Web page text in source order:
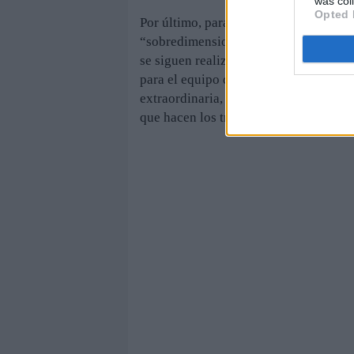
Opted
Por último, para aquellos que
“sobredimensionada”, García
se siguen realizando horas extras
para el equipo de Gobierno, que
extraordinaria, el sindicalista lo insta
que hacen los trabajadores, para